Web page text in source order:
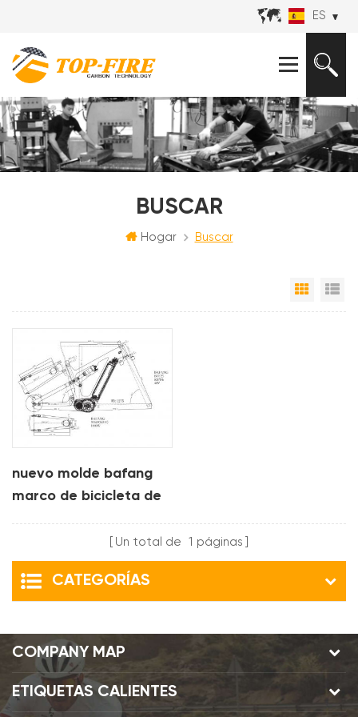
ES
BUSCAR
Hogar Buscar
Vista
nuevo molde bafang
marco de bicicleta de
Un total de 1 páginas
CATEGORÍAS
COMPANY MAP
ETIQUETAS CALIENTES